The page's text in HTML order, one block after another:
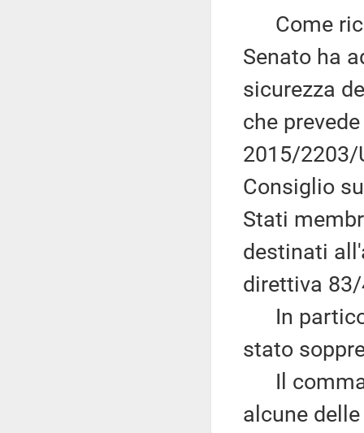
Come
Senato ha
sicurezza
che
2015/2203/
Consiglio
Stati
destinati
direttiva
In
stato
Il comma
alcune